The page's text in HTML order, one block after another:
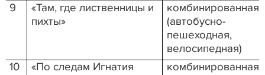
9
«Там, где лиственницы и
пихты»
комбинированная
(автобусно-
пешеходная,
велосипедная)
10
«По следам Игнатия
комбинированная